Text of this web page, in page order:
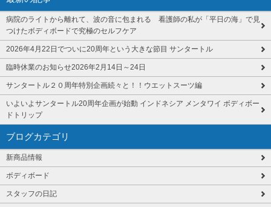
病院のライトから離れて、波の音に包まれる 看護師の私が「平日の海」で見
つけたボディボードで究極のセルフケア
2026年4月22日でついに20周年という大きな節目 サンタートル
臨時休業のお知らせ2026年2月14日～24日
サンタートル２０周年特別企画続々と！！ウエットスーツ編
いよいよサンタートル20周年企画が始動 インドネシア メンタワイ ボディボー
ドトリップ
ブログカテゴリ
新商品情報
ボディボード
スタッフの日記